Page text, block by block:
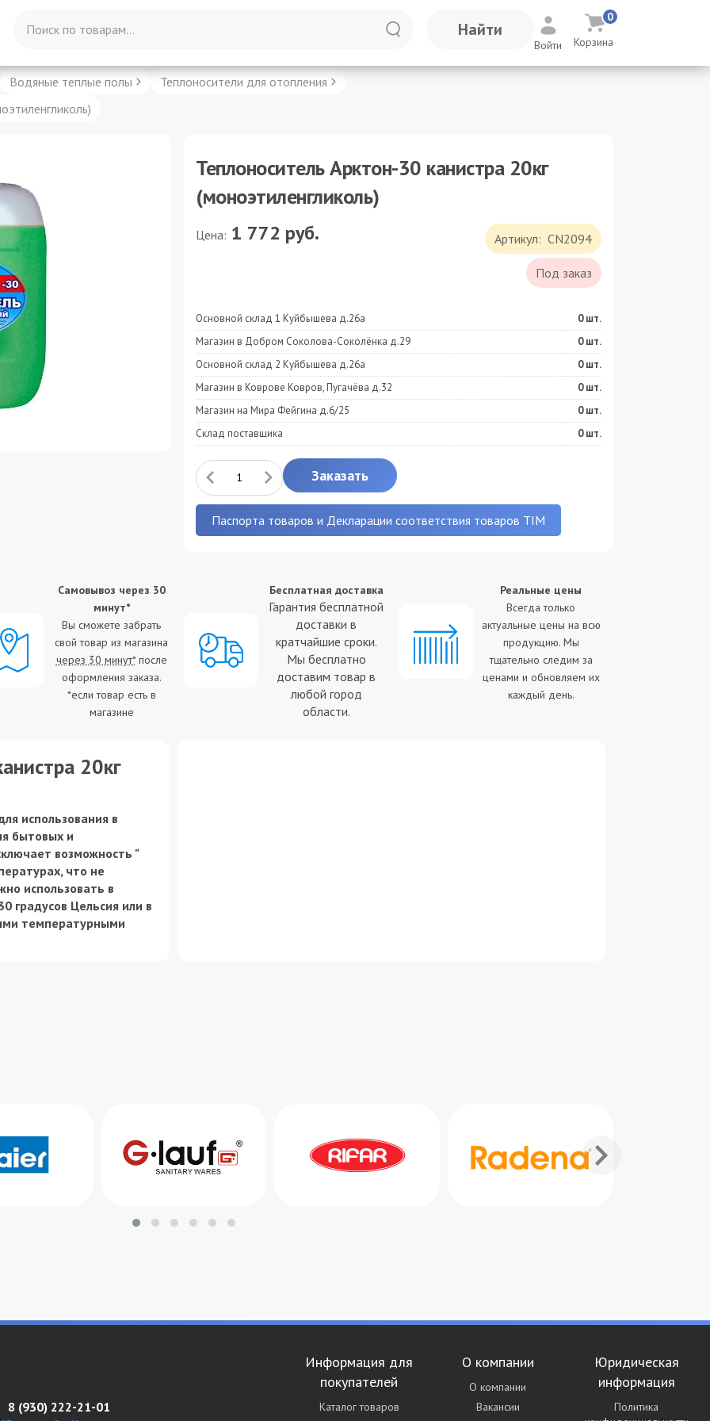
Найти
Войти Корзина
0
Водяные теплые полы
Теплоносители для отопления
Теплоноситель Арктон-30 канистра 20кг
(моноэтиленгликоль)
Артикул: CN2094
Под заказ
Цена: 1 772 руб.
Основной склад 1 Куйбышева д.26а 0шт.
Магазин в Добром Соколова-Соколёнка д.29
0шт.
Основной склад 2 Куйбышева д.26а
0шт.
Магазин в Коврове Ковров, Пугачёва д.32
0шт.
Магазин на Мира Фейгина д.6/25
0шт.
Склад поставщика
0шт.
Заказать
Паспорта товаров и Декларации соответствия товаров TIM
Самовывоз через 30
минут*
Вы сможете забрать
свой товар из магазина
через 30 минут*после
оформления заказа.
*если товар есть в
магазине
Бесплатная доставка
Гарантия бесплатной
доставки в
кратчайшие сроки.
Мы бесплатно
доставим товар в
любой город
области.
Реальные цены
Всегда только
актуальные цены на всю
продукцию. Мы
тщательно следим за
ценами и обновляем их
каждый день.
20кг
использования в
бытовых и
возможность "
что не
использовать в
градусов Цельсия или в
температурными
8 (930) 222-21-01
Информация для
покупателей
Каталог товаров
О компании
О компании
Вакансии
Юридическая
информация
Политика